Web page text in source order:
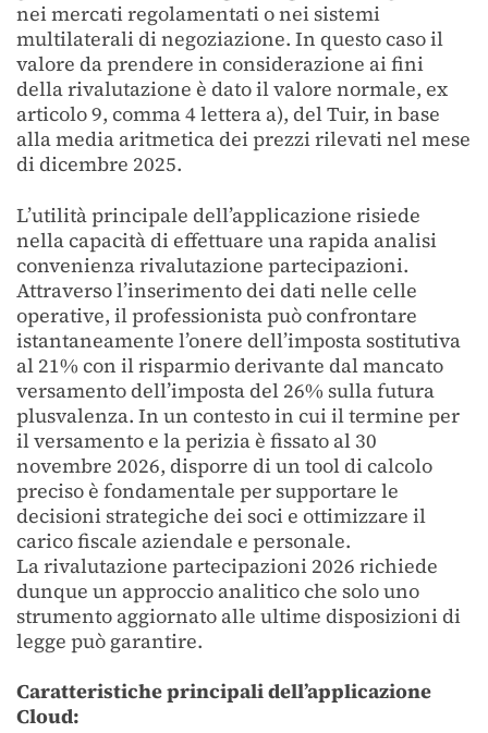
nei mercati regolamentati o nei sistemi
multilaterali di negoziazione. In questo caso il
valore da prendere in considerazione ai fini
della rivalutazione è dato il valore normale, ex
articolo 9, comma 4 lettera a), del Tuir, in base
alla media aritmetica dei prezzi rilevati nel mese
di dicembre 2025.
L’utilità principale dell’applicazione risiede
nella capacità di effettuare una rapida analisi
convenienza rivalutazione partecipazioni.
Attraverso l’inserimento dei dati nelle celle
operative, il professionista può confrontare
istantaneamente l’onere dell’imposta sostitutiva
al 21% con il risparmio derivante dal mancato
versamento dell’imposta del 26% sulla futura
plusvalenza. In un contesto in cui il termine per
il versamento e la perizia è fissato al 30
novembre 2026, disporre di un tool di calcolo
preciso è fondamentale per supportare le
decisioni strategiche dei soci e ottimizzare il
carico fiscale aziendale e personale.
La rivalutazione partecipazioni 2026 richiede
dunque un approccio analitico che solo uno
strumento aggiornato alle ultime disposizioni di
legge può garantire.
Caratteristiche principali dell’applicazione
Cloud: